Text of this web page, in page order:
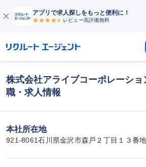
アプリで求人探しをもっと便利に！
レビュー高評価無料
株式会社アライブコーポレーシ
職・求人情報
本社所在地
921-8061石川県金沢市森戸２丁目１３番地